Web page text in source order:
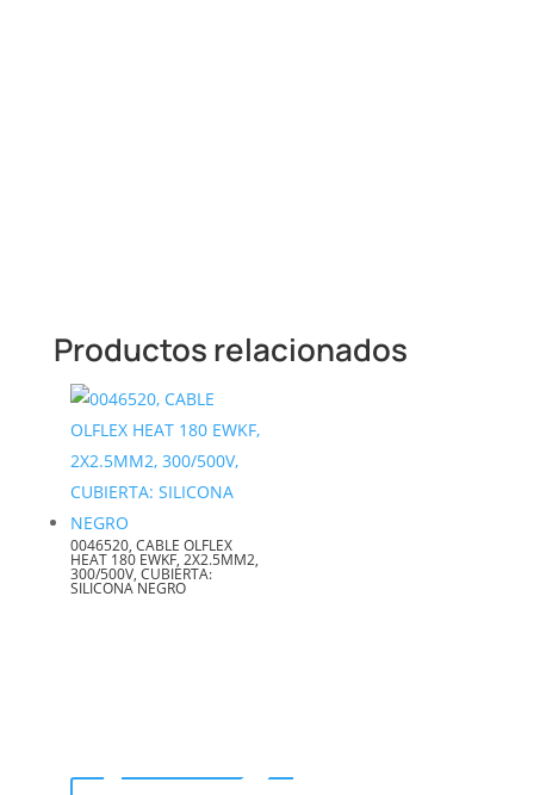
Productos relacionados
0046520, CABLE OLFLEX
HEAT 180 EWKF, 2X2.5MM2,
300/500V, CUBIERTA:
SILICONA NEGRO